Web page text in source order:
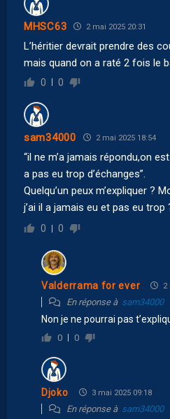
MHSC63 2 mai 2025 20:31
L’héritier devrait prendre des
mais quand on a raté 2 fois le
0 0
sam34000 2 mai 2025 18:54
“il ne m’a jamais répondu,on
a pas eu trop d’échanges”.
Quelqu’un peux m’expliquer ?
j’ai il a jamais eu et pas eu trop
0 0
Valderrama for ever 2
En réponse à sam34000
Non je ne pourrai pas
0 0
Djoko 3 mai 2025 09:18
En réponse à sam34000